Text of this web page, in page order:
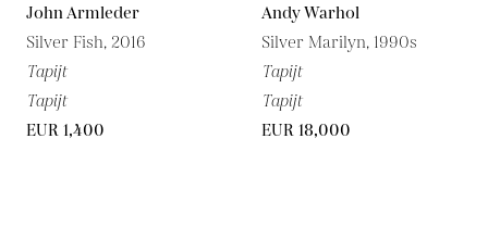
John Armleder
Silver Fish, 2016
Tapijt
Tapijt
EUR 1,400
Andy Warhol
Silver Marilyn, 1990s
Tapijt
Tapijt
EUR 18,000